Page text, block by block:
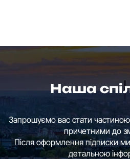
Наша
Запрошуємо вас стати
причетними до
Після оформлення підписки
детальною